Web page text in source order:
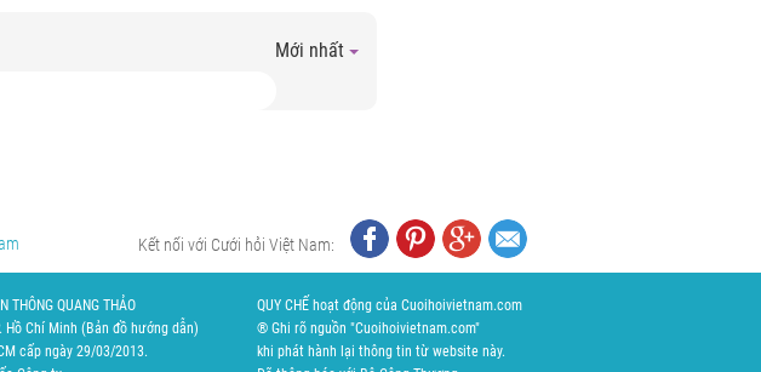
Mới nhất
Kết nối với Cưới hỏi Việt Nam:
THÔNG QUANG THẢO
Hồ Chí Minh ( Bản đồ hướng dẫn)
cấp ngày 29/03/2013.
QUY CHẾ hoạt động của Cuoihoivietnam.com
® Ghi rõ nguồn "Cuoihoivietnam.com"
khi phát hành lại thông tin từ website này.